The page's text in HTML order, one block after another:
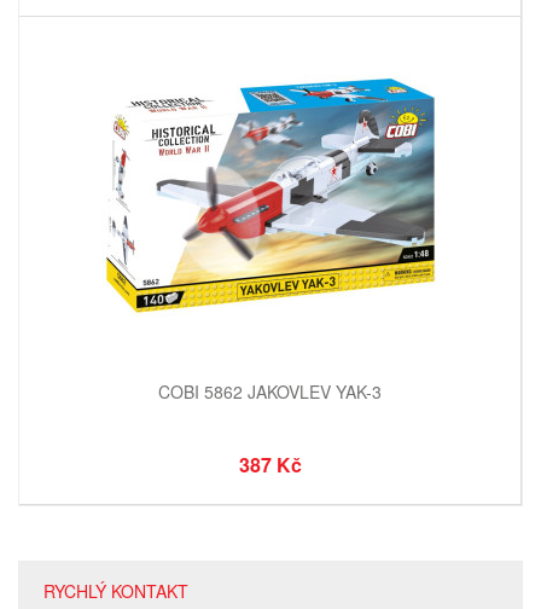
COBI 5862 JAKOVLEV YAK-3
387 Kč
RYCHLÝ KONTAKT